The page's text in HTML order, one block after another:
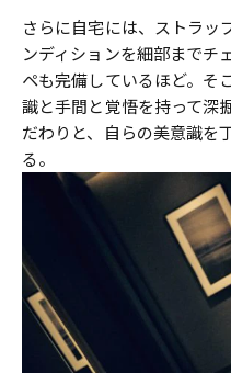
さらに自宅には、ストラッ
ンディションを細部までチ
ペも完備しているほど。そ
識と手間と覚悟を持って深
だわりと、自らの美意識を
る。